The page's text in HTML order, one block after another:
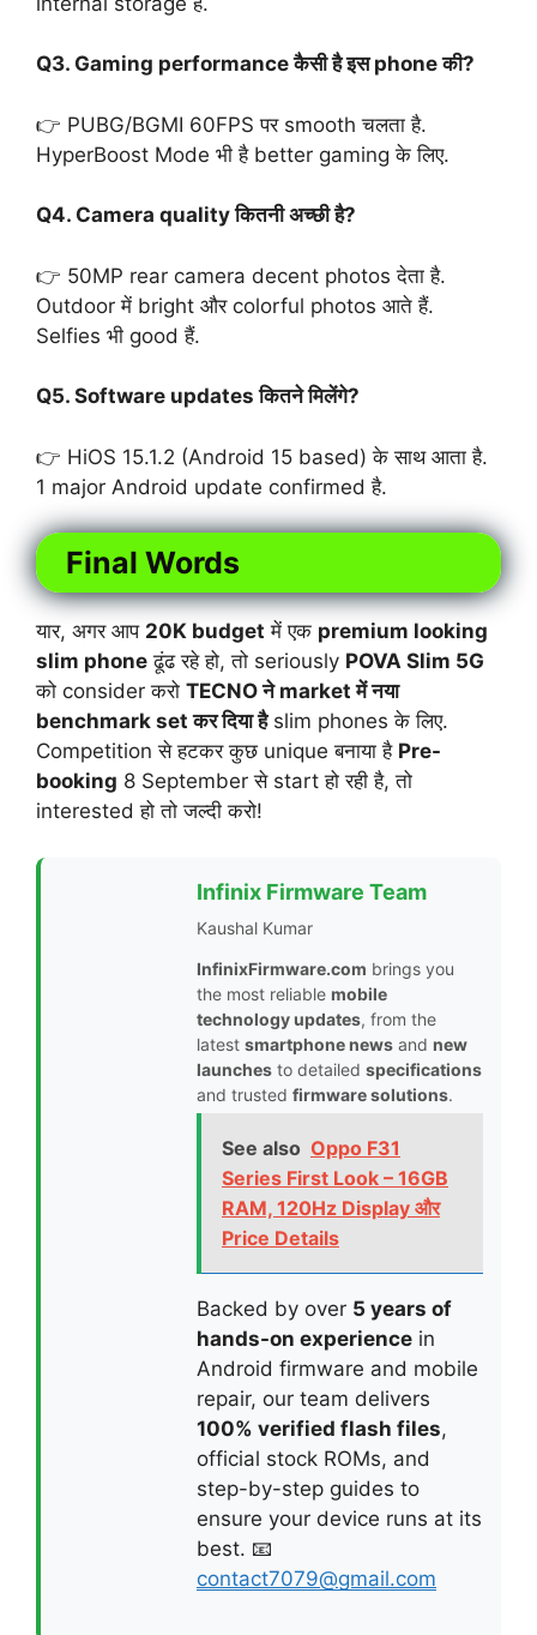
Q3. Gaming performance कैसी है इस phone की?
👉 PUBG/BGMI 60FPS पर smooth चलता है.
HyperBoost Mode भी है better gaming के लिए.
Q4. Camera quality कितनी अच्छी है?
👉 50MP rear camera decent photos देता है.
Outdoor में bright और colorful photos आते हैं.
Selfies भी good हैं.
Q5. Software updates कितने मिलेंगे?
👉 HiOS 15.1.2 (Android 15 based) के साथ आता है.
1 major Android update confirmed है.
Final Words
यार, अगर आप 20K budget में एक premium looking
slim phone ढूंढ रहे हो, तो seriously POVA Slim 5G
को consider करो TECNO ने market में नया
benchmark set कर दिया हैslim phones के लिए.
Competition से हटकर कुछ unique बनाया है Pre-
booking 8 September से start हो रही है, तो
interested हो तो जल्दी करो!
Infinix Firmware Team
Kaushal Kumar
InfinixFirmware.com brings you
the most reliable mobile
technology updates, from the
latest smartphone news and new
launches to detailed specifications
and trusted firmware solutions.
See also Oppo F31
Series First Look – 16GB
RAM, 120Hz Display और
Price Details
Backed by over 5 years of
hands-on experience in
Android firmware and mobile
repair, our team delivers
100% verified flash files,
official stock ROMs, and
step-by-step guides to
ensure your device runs at its
best. 📧
contact7079@gmail.com